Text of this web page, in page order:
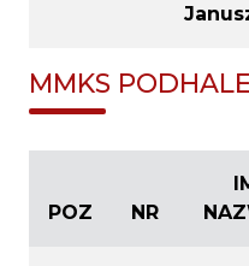
MMKS
POZ NR